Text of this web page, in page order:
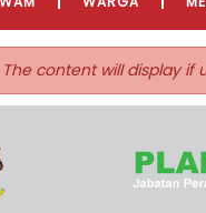
content will display